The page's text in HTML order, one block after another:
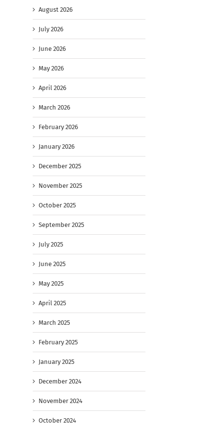
August 2026
July 2026
June 2026
May 2026
April 2026
March 2026
February 2026
January 2026
December 2025
November 2025
October 2025
September 2025
July 2025
June 2025
May 2025
April 2025
March 2025
February 2025
January 2025
December 2024
November 2024
October 2024